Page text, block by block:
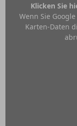
Klicken Sie
Wenn Sie
Karten-Daten